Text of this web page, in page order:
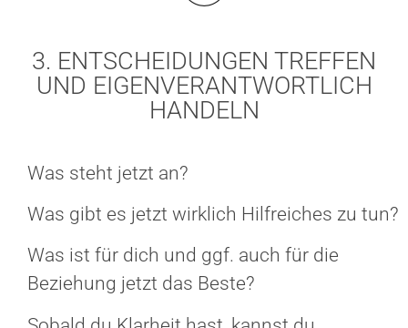
3. ENTSCHEIDUNGEN TREFFEN
UND EIGENVERANTWORTLICH
HANDELN
Was steht jetzt an?
Was gibt es jetzt wirklich Hilfreiches zu tun?
Was ist für dich und ggf. auch für die
Beziehung jetzt das Beste?